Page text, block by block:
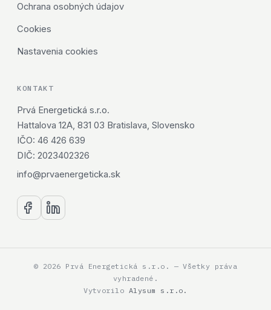
Ochrana osobných údajov
Cookies
Nastavenia cookies
KONTAKT
Prvá Energetická s.r.o.
Hattalova 12A, 831 03 Bratislava, Slovensko
IČO: 46 426 639
DIČ: 2023402326
info@prvaenergeticka.sk
© 2026 Prvá Energetická s.r.o. — Všetky práva
vyhradené.
Vytvorilo Alysum s.r.o.